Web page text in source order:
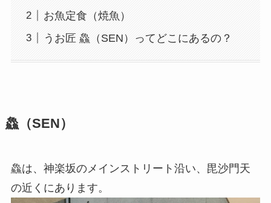
お魚定食（焼魚）
うお匠 鱻（SEN）ってどこにあるの？
鱻（SEN）
鱻は、神楽坂のメインストリート沿い、毘沙門天
の近くにあります。